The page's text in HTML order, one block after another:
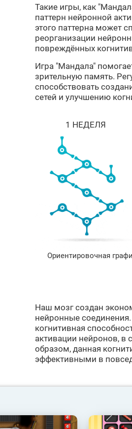
Такие игры, как
паттерн нейронной
этого паттерна может
реорганизации
повреждённых
Игра "Мандала"
зрительную память.
способствовать
сетей и улучшению
1 НЕДЕЛЯ
Ориентировочная
Наш мозг создан
нейронные соединения.
когнитивная
активации нейронов, в
образом, данная
эффективными в